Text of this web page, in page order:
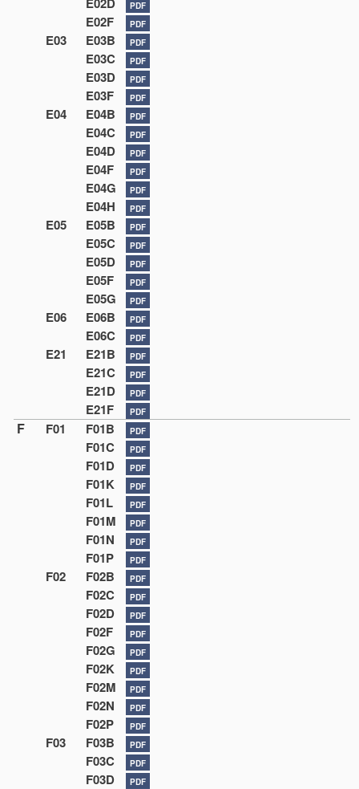
PDF
E02F PDF
E03 E03B PDF
E03C PDF
E03D PDF
E03F PDF
E04 E04B PDF
E04C PDF
E04D PDF
E04F PDF
E04G PDF
E04H PDF
E05 E05B PDF
E05C PDF
E05D PDF
E05F PDF
E05G PDF
E06 E06B PDF
E06C PDF
E21 E21B PDF
E21C PDF
E21D PDF
E21F PDF
F F01 F01B PDF
F01C PDF
F01D PDF
F01K PDF
F01L PDF
F01M PDF
F01N PDF
F01P PDF
F02 F02B PDF
F02C PDF
F02D PDF
F02F PDF
F02G PDF
F02K PDF
F02M PDF
F02N PDF
F02P PDF
F03 F03B PDF
F03C PDF
F03D PDF